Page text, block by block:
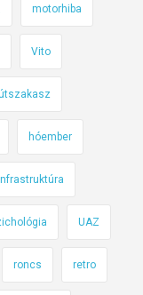
motorhiba
Vito
hóember
UAZ
roncs retro